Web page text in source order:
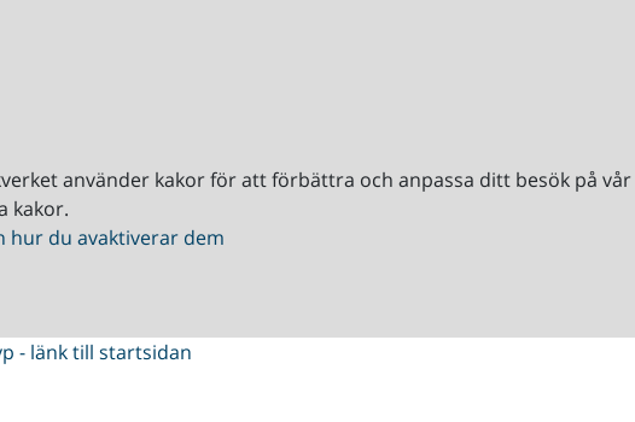
använder kakor för att förbättra och anpassa ditt besök på
kakor.
hur du avaktiverar dem